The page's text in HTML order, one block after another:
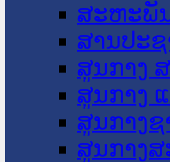
ສະຫະພັ
ສານປະ
ສູນກາງ
ສູນກາງ
ສູນກາງ
ສູນກາງ